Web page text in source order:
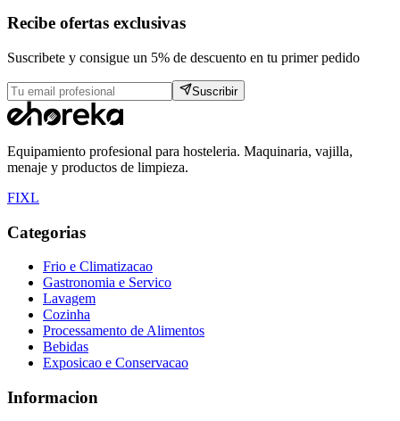
Recibe ofertas exclusivas
Suscribete y consigue un 5% de descuento en tu primer pedido
Suscribir
Equipamiento profesional para hosteleria. Maquinaria, vajilla,
menaje y productos de limpieza.
FIXL
Categorias
Frio e Climatizacao
Gastronomia e Servico
Lavagem
Cozinha
Processamento de Alimentos
Bebidas
Exposicao e Conservacao
Informacion